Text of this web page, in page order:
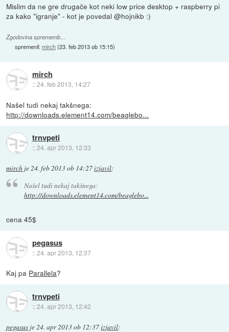
Mislim da ne gre drugače kot neki low price desktop + raspberry pi
za kako "igranje" - kot je povedal @hojnikb :)
Zgodovina sprememb…
spremenil:mirch(23. feb 2013 ob 15:15)
mirch
::24. feb 2013, 14:27
Našel tudi nekaj takšnega:
http://downloads.element14.com/beaglebo...
trnvpeti
::24. apr 2013, 12:33
mirch je24. feb 2013 ob 14:27izjavil:
Našel tudi nekaj takšnega:
http://downloads.element14.com/beaglebo...
cena 45$
pegasus
::24. apr 2013, 12:37
Kaj pa Parallela?
trnvpeti
::24. apr 2013, 12:42
pegasus je 24. apr 2013 ob 12:37izjavil: